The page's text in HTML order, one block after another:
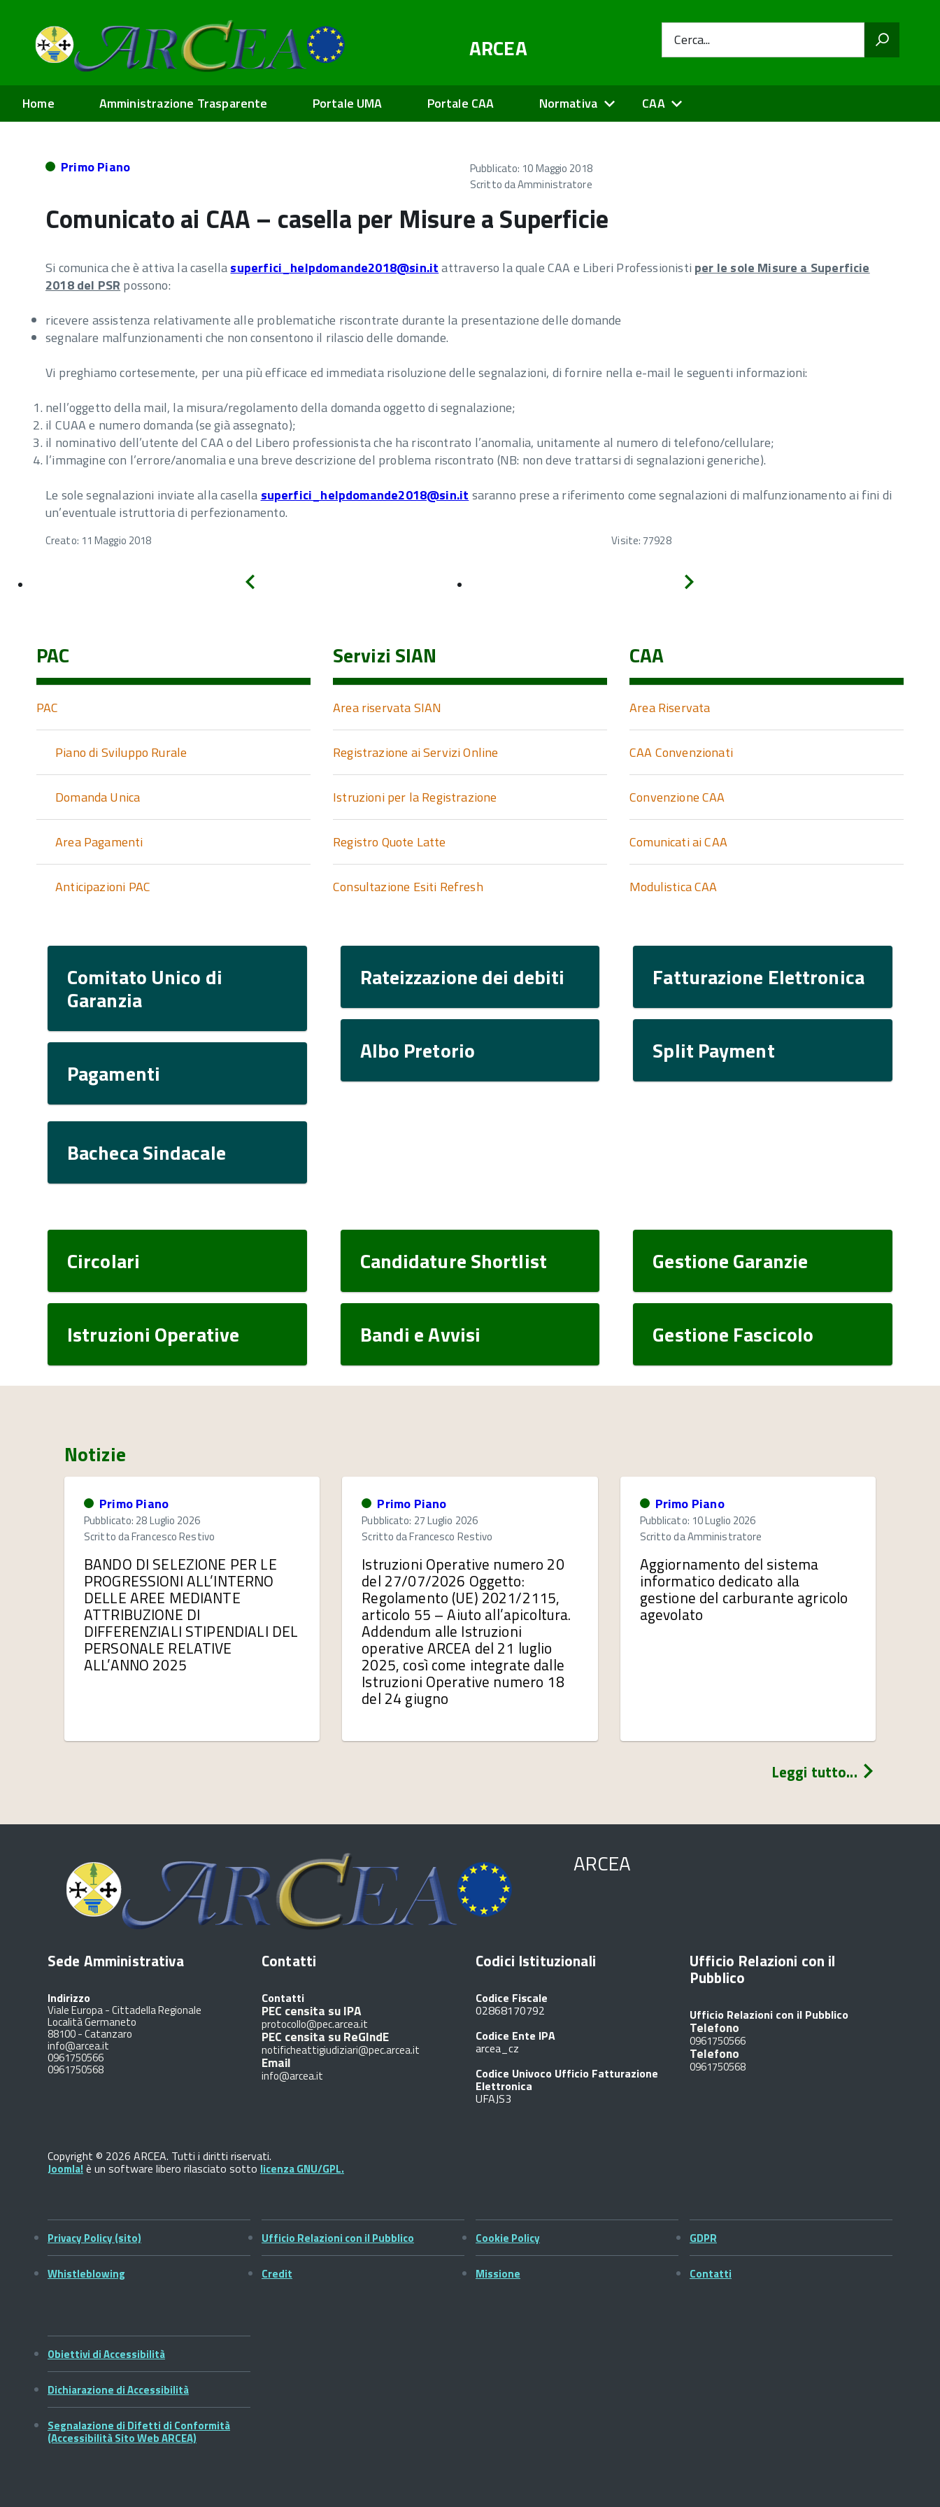
ARCEA Cerca...
Home Amministrazione Trasparente Portale UMA Portale CAA Normativa CAA
Primo Piano
Pubblicato: 10 Maggio 2018
Scritto daAmministratore
Comunicato ai CAA – casella per Misure a Superficie
Si comunica che è attiva la casellasuperfici_helpdomande2018@sin.itattraverso la quale CAA e Liberi Professionisti per le sole Misure a Superficie
2018 del PSR possono:
ricevere assistenza relativamente alle problematiche riscontrate durante la presentazione delle domande
segnalare malfunzionamenti che non consentono il rilascio delle domande.
Vi preghiamo cortesemente, per una più efficace ed immediata risoluzione delle segnalazioni, di fornire nella e-mail le seguenti informazioni:
nell’oggetto della mail, la misura/regolamento della domanda oggetto di segnalazione;
il CUAA e numero domanda (se già assegnato);
il nominativo dell’utente del CAA o del Libero professionista che ha riscontrato l’anomalia, unitamente al numero di telefono/cellulare;
l’immagine con l’errore/anomalia e una breve descrizione del problema riscontrato (NB: non deve trattarsi di segnalazioni generiche).
Le sole segnalazioni inviate alla casella superfici_helpdomande2018@sin.it saranno prese a riferimento come segnalazioni di malfunzionamento ai fini di
un’eventuale istruttoria di perfezionamento.
Creato: 11 Maggio 2018 Visite: 77928
PAC
PAC
Piano di Sviluppo Rurale
Domanda Unica
Area Pagamenti
Anticipazioni PAC
Servizi SIAN
Area riservata SIAN
Registrazione ai Servizi Online
Istruzioni per la Registrazione
Registro Quote Latte
Consultazione Esiti Refresh
CAA
Area Riservata
CAA Convenzionati
Convenzione CAA
Comunicati ai CAA
Modulistica CAA
Comitato Unico di
Garanzia
Pagamenti
Rateizzazione dei debiti
Albo Pretorio
Fatturazione Elettronica
Split Payment
Bacheca Sindacale
Circolari
Istruzioni Operative
Candidature Shortlist
Bandi e Avvisi
Gestione Garanzie
Gestione Fascicolo
Notizie
Primo Piano
Pubblicato: 28 Luglio 2026
Scritto daFrancesco Restivo
BANDO DI SELEZIONE PER LE
PROGRESSIONI ALL’INTERNO
DELLE AREE MEDIANTE
ATTRIBUZIONE DI
DIFFERENZIALI STIPENDIALI DEL
PERSONALE RELATIVE
ALL’ANNO 2025
Primo Piano
Pubblicato: 27 Luglio 2026
Scritto daFrancesco Restivo
Istruzioni Operative numero 20
del 27/07/2026 Oggetto:
Regolamento (UE) 2021/2115,
articolo 55 – Aiuto all’apicoltura.
Addendum alle Istruzioni
operative ARCEA del 21 luglio
2025, così come integrate dalle
Istruzioni Operative numero 18
del 24 giugno
Primo Piano
Pubblicato: 10 Luglio 2026
Scritto daAmministratore
Aggiornamento del sistema
informatico dedicato alla
gestione del carburante agricolo
agevolato
Leggi tutto...
ARCEA
Sede Amministrativa
Indirizzo
Viale Europa - Cittadella Regionale
Località Germaneto
88100-Catanzaro
info@arcea.it
0961750566
0961750568
Contatti
Contatti
PEC censita su IPA
protocollo@pec.arcea.it
PEC censita su ReGIndE
notificheattigiudiziari@pec.arcea.it
Email
info@arcea.it
Codici Istituzionali
Codice Fiscale
02868170792
Codice Ente IPA
arcea_cz
Codice Univoco Ufficio Fatturazione
Elettronica
UFAJS3
Ufficio Relazioni con il
Pubblico
Ufficio Relazioni con il Pubblico
Telefono
0961750566
Telefono
0961750568
Copyright © 2026 ARCEA. Tutti i diritti riservati.
Joomla! è un software libero rilasciato sotto licenza GNU/GPL.
Privacy Policy (sito)
Whistleblowing
Ufficio Relazioni con il Pubblico
Credit
Cookie Policy
Missione
GDPR
Contatti
Obiettivi di Accessibilità
Dichiarazione di Accessibilità
Segnalazione di Difetti di Conformità
(Accessibilità Sito Web ARCEA)